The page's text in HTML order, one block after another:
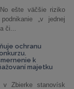
ešte väčšie riziko
„v jednej
či...
ochranu
k
majetku
v Zbierke stanovísk